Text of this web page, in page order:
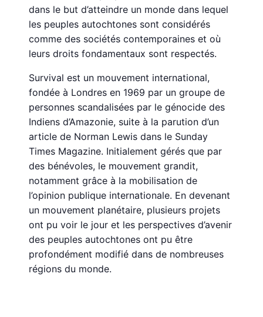
dans le but d’atteindre un monde dans lequel
les peuples autochtones sont considérés
comme des sociétés contemporaines et où
leurs droits fondamentaux sont respectés.
Survival est un mouvement international,
fondée à Londres en 1969 par un groupe de
personnes scandalisées par le génocide des
Indiens d’Amazonie, suite à la parution d’un
article de Norman Lewis dans le Sunday
Times Magazine. Initialement gérés que par
des bénévoles, le mouvement grandit,
notamment grâce à la mobilisation de
l’opinion publique internationale. En devenant
un mouvement planétaire, plusieurs projets
ont pu voir le jour et les perspectives d’avenir
des peuples autochtones ont pu être
profondément modifié dans de nombreuses
régions du monde.